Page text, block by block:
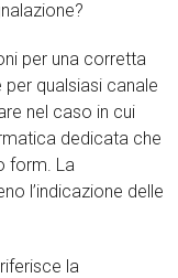
per una corretta
qualsiasi canale
nel caso in cui
dedicata che
form. La
l’indicazione delle
la